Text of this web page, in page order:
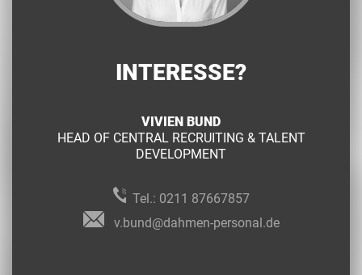
INTERESSE?
VIVIEN BUND
HEAD OF CENTRAL RECRUITING & TALENT
DEVELOPMENT
Tel.: 0211 87667857
v.bund@dahmen-personal.de